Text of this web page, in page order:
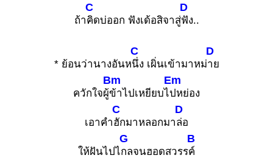
ถ้า
C
คิดบ่ออก ฟังเด้อสิจาสู่
D
ฟัง..
* ย้อนว่านางอันห
C
นึ่ง เผิ่นเข้ามาหม่
D
าย
ควักใจผู้
Bm
ข้าไปเหยียบไ
Em
ปหย่อง
เอาคำ
C
ฮักมาหลอกมา
D
ล่อ
ให้ฝันไปไ
G
กลจนฮอดสวรร
B
ค์